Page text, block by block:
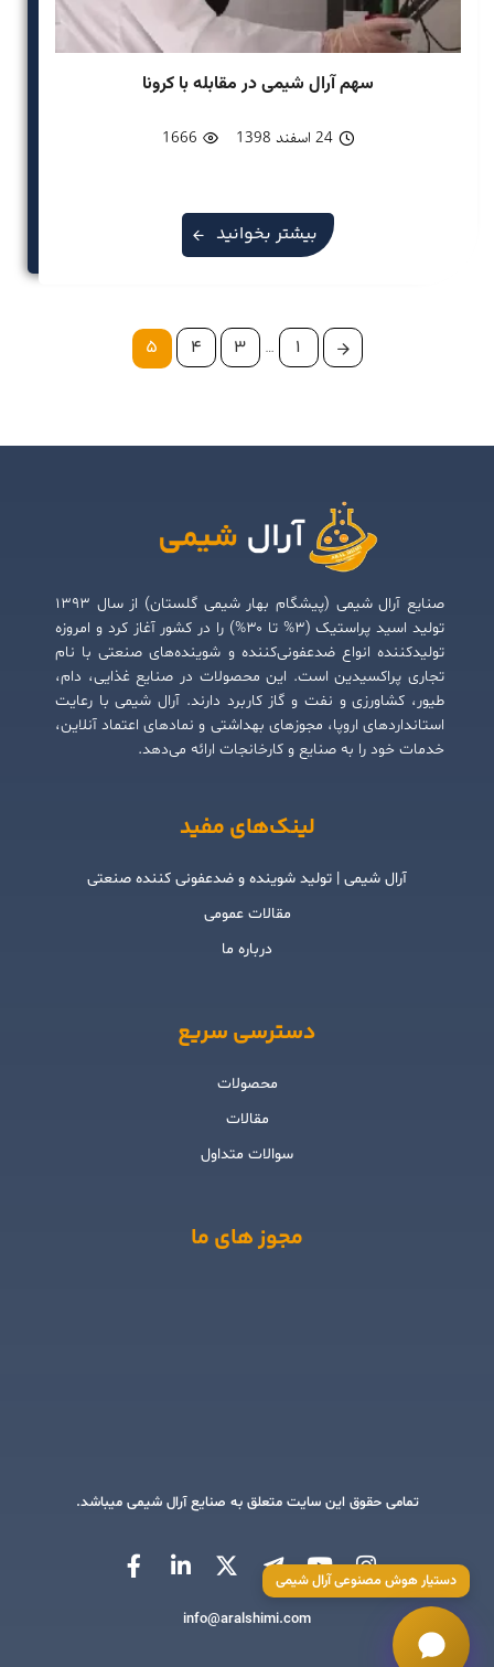
سهم آرال شیمی در مقابله با کرونا
24 اسفند 1398 1666
بیشتر بخوانید
1
…
3
4
5
صنایع آرال شیمی (پیشگام بهار شیمی گلستان) از سال ۱۳۹۳
تولید اسید پراستیک (۳% تا ۳۰%) را در کشور آغاز کرد و امروزه
تولیدکننده انواع ضدعفونی‌کننده و شوینده‌های صنعتی با نام
تجاری پراکسیدین است. این محصولات در صنایع غذایی، دام،
طیور، کشاورزی و نفت و گاز کاربرد دارند. آرال شیمی با رعایت
استانداردهای اروپا، مجوزهای بهداشتی و نمادهای اعتماد آنلاین،
خدمات خود را به صنایع و کارخانجات ارائه می‌دهد.
لینک‌های مفید
آرال شیمی | تولید شوینده و ضدعفونی کننده صنعتی
مقالات عمومی
درباره ما
دسترسی سریع
محصولات
مقالات
سوالات متداول
مجوز های ما
تمامی حقوق این سایت متعلق به صنایع آرال شیمی میباشد.
info@aralshimi.com
دستیار هوش مصنوعی آرال شیمی